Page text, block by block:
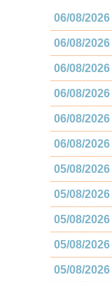
06/08/2026
06/08/2026
06/08/2026
06/08/2026
06/08/2026
06/08/2026
05/08/2026
05/08/2026
05/08/2026
05/08/2026
05/08/2026